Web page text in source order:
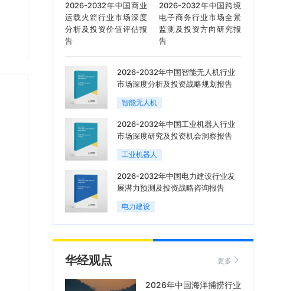
2026-2032年中国商业
运载火箭行业市场深度
分析及投资价值评估报
告
2026-2032年中国跨境
电子商务行业市场全景
监测及投资方向研究报
告
2026-2032年中国智能无人机行业
市场深度分析及投资战略规划报告
智能无人机
2026-2032年中国工业机器人行业
市场深度研究及投资机会洞察报告
工业机器人
2026-2032年中国电力建设行业发
展潜力预测及投资战略咨询报告
电力建设
华经观点 更多
2026年中国海洋捕捞行业